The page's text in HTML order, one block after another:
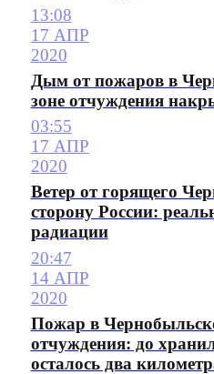
13:08
17 АПР
2020
Дым от пожаров в
зоне отчуждения
03:55
17 АПР
2020
Ветер от горящего
сторону России:
радиации
20:47
14 АПР
2020
Пожар в
отчуждения: до
осталось два